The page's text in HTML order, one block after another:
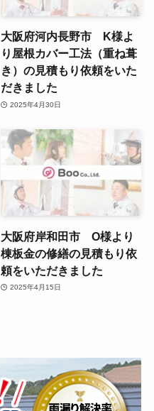
大阪府河内長野市 K様よ
り屋根カバー工法（重ね葺
き）の見積もり依頼をいた
だきました
2025年4月30日
大阪府岸和田市 O様より
棟板金の修繕の見積もり依
頼をいただきました
2025年4月15日